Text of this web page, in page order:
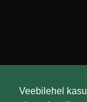
Veebilehel